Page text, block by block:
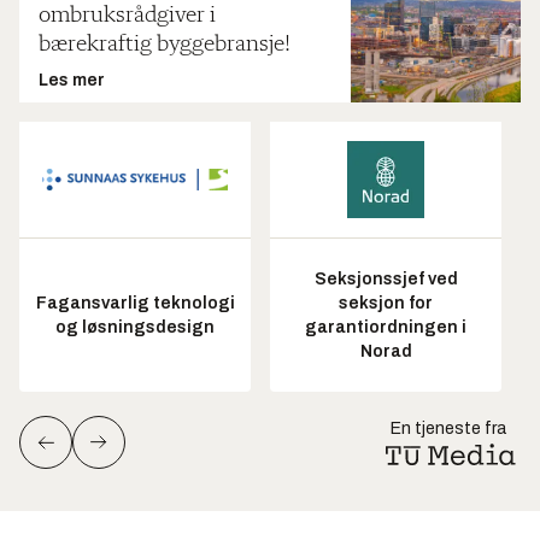
ombruksrådgiver i
bærekraftig byggebransje!
Les mer
Fagansvarlig teknologi
og løsningsdesign
Seksjonssjef ved
seksjon for
garantiordningen i
Norad
En tjeneste fra